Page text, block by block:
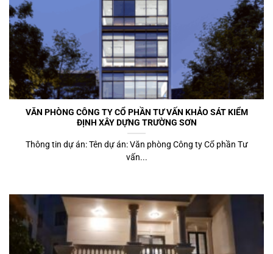
VĂN PHÒNG CÔNG TY CỔ PHẦN TƯ VẤN KHẢO SÁT KIỂM
ĐỊNH XÂY DỰNG TRƯỜNG SƠN
Thông tin dự án: Tên dự án: Văn phòng Công ty Cổ phần Tư
vấn...